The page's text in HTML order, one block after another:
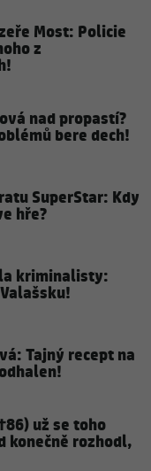
Most: Policie
z
nad propastí?
bere dech!
SuperStar: Kdy
hře?
kriminalisty:
Tajný recept na
už se toho
konečně rozhodl,